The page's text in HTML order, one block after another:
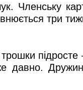
Членську
три
підросте
давно.